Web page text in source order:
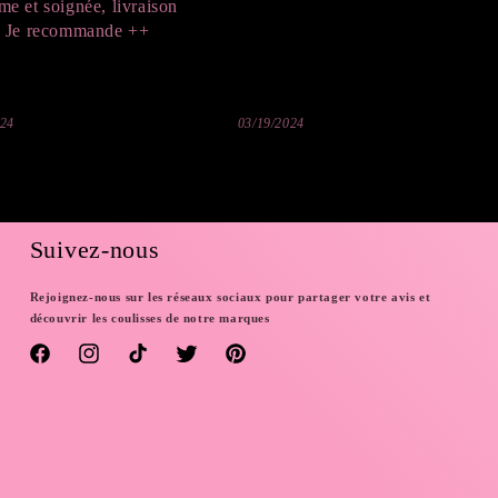
et soignée, livraison
recommande ++
03/19/2024
Suivez-nous
Rejoignez-nous sur les réseaux sociaux pour partager votre avis et
découvrir les coulisses de notre marques
FacebookInstagramTikTok Twitter Pinterest